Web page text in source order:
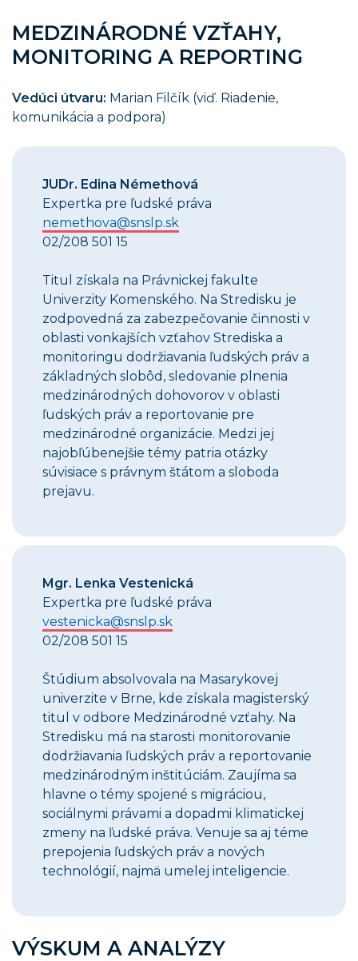
MEDZINÁRODNÉ VZŤAHY,
MONITORING A REPORTING
Vedúci útvaru: Marian Filčík (viď. Riadenie,
komunikácia a podpora)
JUDr. Edina Némethová
Expertka pre ľudské práva
nemethova@snslp.sk
02/208 501 15
Titul získala na Právnickej fakulte
Univerzity Komenského. Na Stredisku je
zodpovedná za zabezpečovanie činnosti v
oblasti vonkajších vzťahov Strediska a
monitoringu dodržiavania ľudských práv a
základných slobôd, sledovanie plnenia
medzinárodných dohovorov v oblasti
ľudských práv a reportovanie pre
medzinárodné organizácie. Medzi jej
najobľúbenejšie témy patria otázky
súvisiace s právnym štátom a sloboda
prejavu.
Mgr. Lenka Vestenická
Expertka pre ľudské práva
vestenicka@snslp.sk
02/208 501 15
Štúdium absolvovala na Masarykovej
univerzite v Brne, kde získala magisterský
titul v odbore Medzinárodné vzťahy. Na
Stredisku má na starosti monitorovanie
dodržiavania ľudských práv a reportovanie
medzinárodným inštitúciám. Zaujíma sa
hlavne o témy spojené s migráciou,
sociálnymi právami a dopadmi klimatickej
zmeny na ľudské práva. Venuje sa aj téme
prepojenia ľudských práv a nových
technológií, najmä umelej inteligencie.
VÝSKUM A ANALÝZY